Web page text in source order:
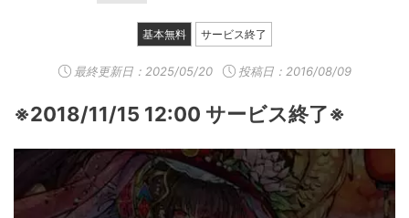
基本無料 サービス終了
最終更新日： 2025/05/20 投稿日：2016/08/09
※2018/11/15 12:00 サービス終了※